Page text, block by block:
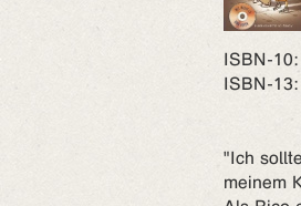
"Ich
meinem